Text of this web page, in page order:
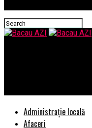
Administrație locală
Afaceri